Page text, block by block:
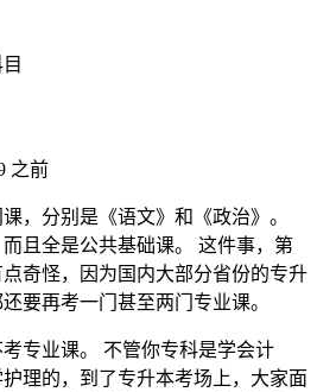
之前
，分别是《语文》和《政治》。
且全是公共基础课。 这件事，第
奇怪，因为国内大部分省份的专升
要再考一门甚至两门专业课。
专业课。 不管你专科是学会计
理的，到了专升本考场上，大家面